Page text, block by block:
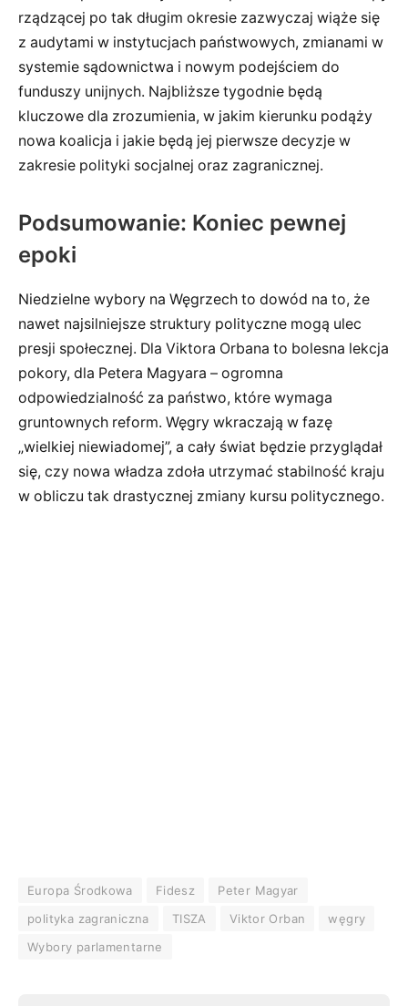
rządzącej po tak długim okresie zazwyczaj wiąże się
z audytami w instytucjach państwowych, zmianami w
systemie sądownictwa i nowym podejściem do
funduszy unijnych. Najbliższe tygodnie będą
kluczowe dla zrozumienia, w jakim kierunku podąży
nowa koalicja i jakie będą jej pierwsze decyzje w
zakresie polityki socjalnej oraz zagranicznej.
Podsumowanie: Koniec pewnej
epoki
Niedzielne wybory na Węgrzech to dowód na to, że
nawet najsilniejsze struktury polityczne mogą ulec
presji społecznej. Dla Viktora Orbana to bolesna lekcja
pokory, dla Petera Magyara – ogromna
odpowiedzialność za państwo, które wymaga
gruntownych reform. Węgry wkraczają w fazę
„wielkiej niewiadomej”, a cały świat będzie przyglądał
się, czy nowa władza zdoła utrzymać stabilność kraju
w obliczu tak drastycznej zmiany kursu politycznego.
Europa Środkowa Fidesz
Peter Magyar
polityka zagraniczna
TISZA Viktor Orban
węgry
Wybory parlamentarne